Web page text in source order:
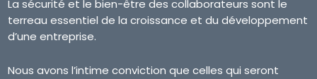
La sécurité et le bien-être des collaborateurs sont le
terreau essentiel de la croissance et du développement
d’une entreprise.
Nous avons l’intime conviction que celles qui seront